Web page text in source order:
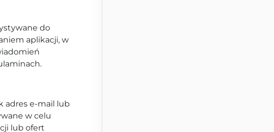
do
aplikacji, w
adres e-mail lub
w celu
lub ofert